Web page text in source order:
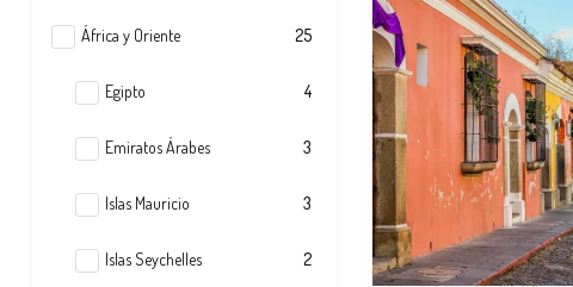
África y Oriente 25
Egipto 4
Emiratos Árabes 3
Islas Mauricio 3
Islas Seychelles 2